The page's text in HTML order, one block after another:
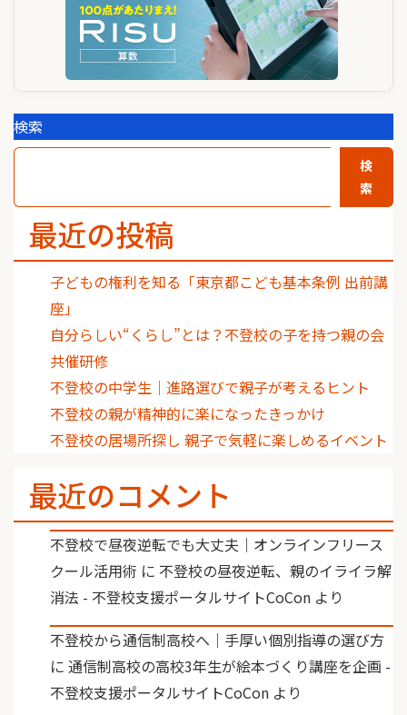
検索
検
索
最近の投稿
子どもの権利を知る「東京都こども基本条例 出前講
座」
自分らしい“くらし”とは？不登校の子を持つ親の会
共催研修
不登校の中学生｜進路選びで親子が考えるヒント
不登校の親が精神的に楽になったきっかけ
不登校の居場所探し 親子で気軽に楽しめるイベント
最近のコメント
不登校で昼夜逆転でも大丈夫｜オンラインフリース
クール活用術 に 不登校の昼夜逆転、親のイライラ解
消法 - 不登校支援ポータルサイトCoCon より
不登校から通信制高校へ｜手厚い個別指導の選び方
に 通信制高校の高校3年生が絵本づくり講座を企画 -
不登校支援ポータルサイトCoCon より